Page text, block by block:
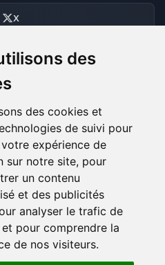
des
des cookies et
de suivi pour
expérience de
sur notre site, pour
un contenu
et des publicités
analyser le trafic de
pour comprendre la
de nos visiteurs.
X
Discord
Forum
ACCEPTÉS